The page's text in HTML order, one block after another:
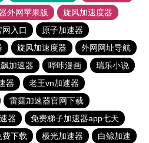
外网苹果版
旋风加速度器
入口
原子加速器
旋风加速度器
外网网址导航
加速器 哔咔漫画
瑞乐小说
器
老王vn加速器
雷霆加速器官网下载
器
免费梯子加速器app七天
费下载 极光加速器 白鲸加速